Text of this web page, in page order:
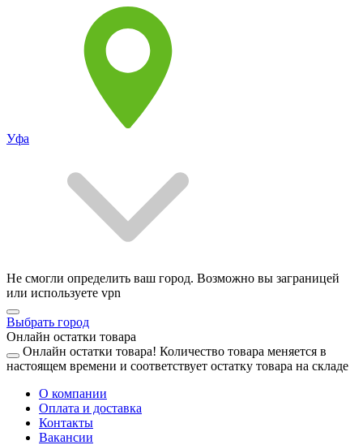
Уфа
Не смогли определить ваш город. Возможно вы заграницей
или используете vpn
Выбрать город
Онлайн остатки товара
Онлайн остатки товара! Количество товара меняется в
настоящем времени и соответствует остатку товара на складе
О компании
Оплата и доставка
Контакты
Вакансии